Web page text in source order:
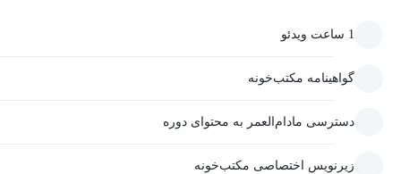
1 ساعت ویدئو
گواهینامه مکتب‌خونه
دسترسی مادام‌العمر به محتوای دوره
زیرنویس اختصاصی مکتب‌خونه